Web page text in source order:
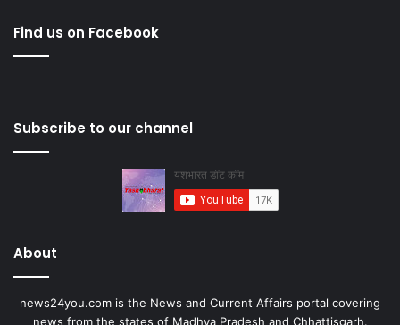
Find us on Facebook
Subscribe to our channel
About
news24you.com is the News and Current Affairs portal covering
news from the states of Madhya Pradesh and Chhattisgarh.